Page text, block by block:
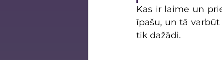
Kas ir laime un
īpašu, un tā
tik dažādi.